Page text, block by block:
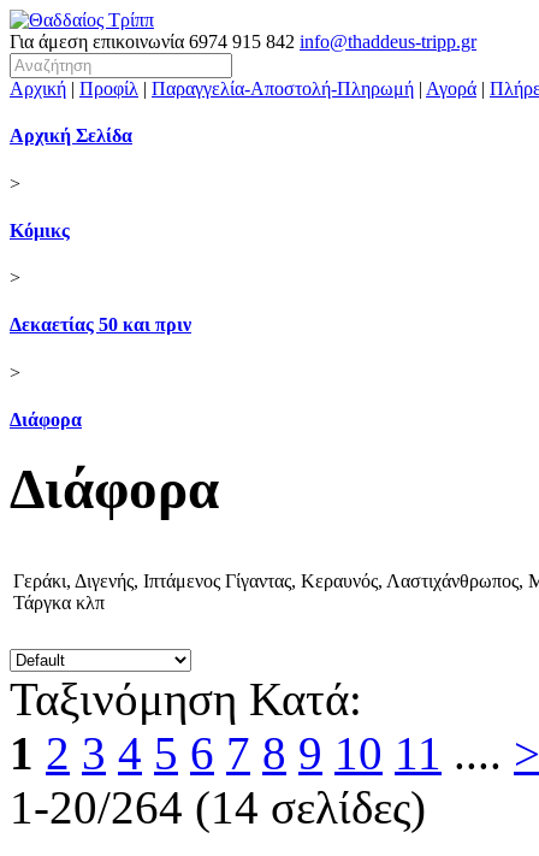
Για άμεση επικοινωνία 6974 915 842 info@thaddeus-tripp.gr
Αρχική | Προφίλ | Παραγγελία-Αποστολή-Πληρωμή | Αγορά |
Αρχική Σελίδα
>
Κόμικς
>
Δεκαετίας 50 και πριν
>
Διάφορα
Διάφορα
Γεράκι, Διγενής, Ιπτάμενος Γίγαντας, Κεραυνός,
Τάργκα κλπ
Ταξινόμηση Κατά:
1 2 3 4 5 6 7 8 9 10 11 .... >
1-20/264 (14 σελίδες)